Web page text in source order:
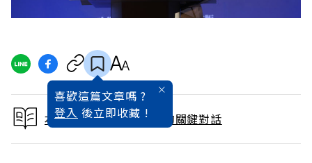
喜歡這篇文章嗎 ?
登入 後立即收藏 !
本文出自77位華人領袖的關鍵對話